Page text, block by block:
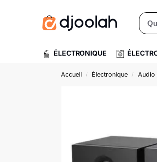
ÉLECTRONIQUE
Accueil / Électronique / Audio